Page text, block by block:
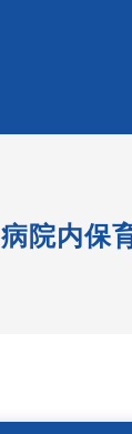
病院内保